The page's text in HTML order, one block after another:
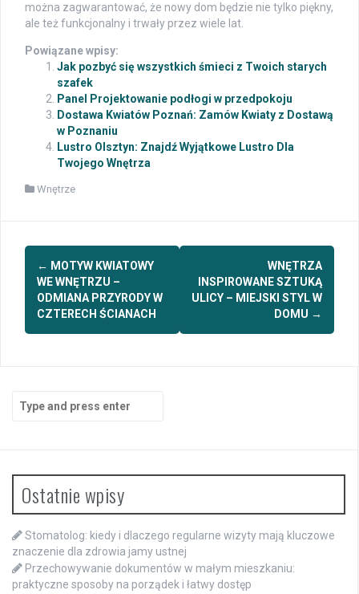
można zagwarantować, że nowy dom będzie nie tylko piękny,
ale też funkcjonalny i trwały przez wiele lat.
Powiązane wpisy:
Jak pozbyć się wszystkich śmieci z Twoich starych
szafek
Panel Projektowanie podłogi w przedpokoju
Dostawa Kwiatów Poznań: Zamów Kwiaty z Dostawą
w Poznaniu
Lustro Olsztyn: Znajdź Wyjątkowe Lustro Dla
Twojego Wnętrza
Wnętrze
Post
navigation
← MOTYW KWIATOWY
WE WNĘTRZU –
ODMIANA PRZYRODY W
CZTERECH ŚCIANACH
WNĘTRZA
INSPIROWANE SZTUKĄ
ULICY – MIEJSKI STYL W
DOMU →
for:
Ostatnie wpisy
Stomatolog: kiedy i dlaczego regularne wizyty mają kluczowe
znaczenie dla zdrowia jamy ustnej
Przechowywanie dokumentów w małym mieszkaniu:
praktyczne sposoby na porządek i łatwy dostęp